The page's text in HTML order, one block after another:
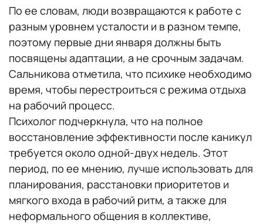
По ее словам, люди возвращаются к работе с
разным уровнем усталости и в разном темпе,
поэтому первые дни января должны быть
посвящены адаптации, а не срочным задачам.
Сальникова отметила, что психике необходимо
время, чтобы перестроиться с режима отдыха
на рабочий процесс.
Психолог подчеркнула, что на полное
восстановление эффективности после каникул
требуется около одной-двух недель. Этот
период, по ее мнению, лучше использовать для
планирования, расстановки приоритетов и
мягкого входа в рабочий ритм, а также для
неформального общения в коллективе,